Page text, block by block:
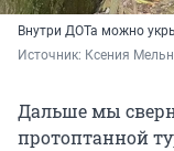
Внутри ДОТа можно
Источник: Ксения
Дальше мы
протоптанной